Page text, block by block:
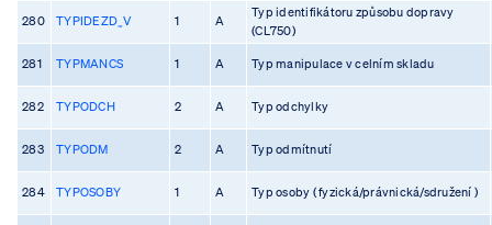
280 TYPIDEZD_V 1 A
Typ identifikátoru způsobu dopravy
(CL750)
281 TYPMANCS 1 A Typ manipulace v celním skladu
282 TYPODCH 2 A Typ odchylky
283 TYPODM 2 A Typ odmítnutí
284 TYPOSOBY 1 A Typ osoby ( fyzická/právnická/sdružení )